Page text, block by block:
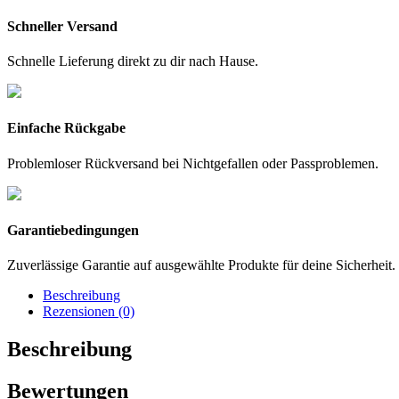
Schneller Versand
Schnelle Lieferung direkt zu dir nach Hause.
Einfache Rückgabe
Problemloser Rückversand bei Nichtgefallen oder Passproblemen.
Garantiebedingungen
Zuverlässige Garantie auf ausgewählte Produkte für deine Sicherheit.
Beschreibung
Rezensionen (0)
Beschreibung
Bewertungen